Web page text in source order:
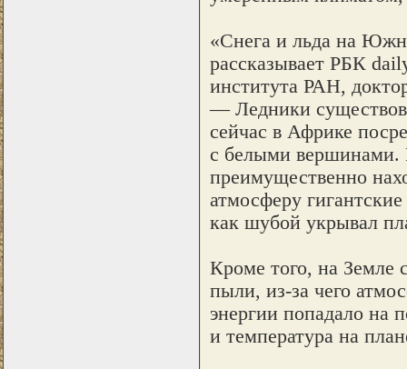
«Снега и льда на
рассказывает РБК
института РАН,
— Ледники
сейчас в Африке
с белыми вершинами.
преимущественно
атмосферу
как шубой укрывал
Кроме того, на Земле
пыли, из-за чего
энергии попадало на
и температура на